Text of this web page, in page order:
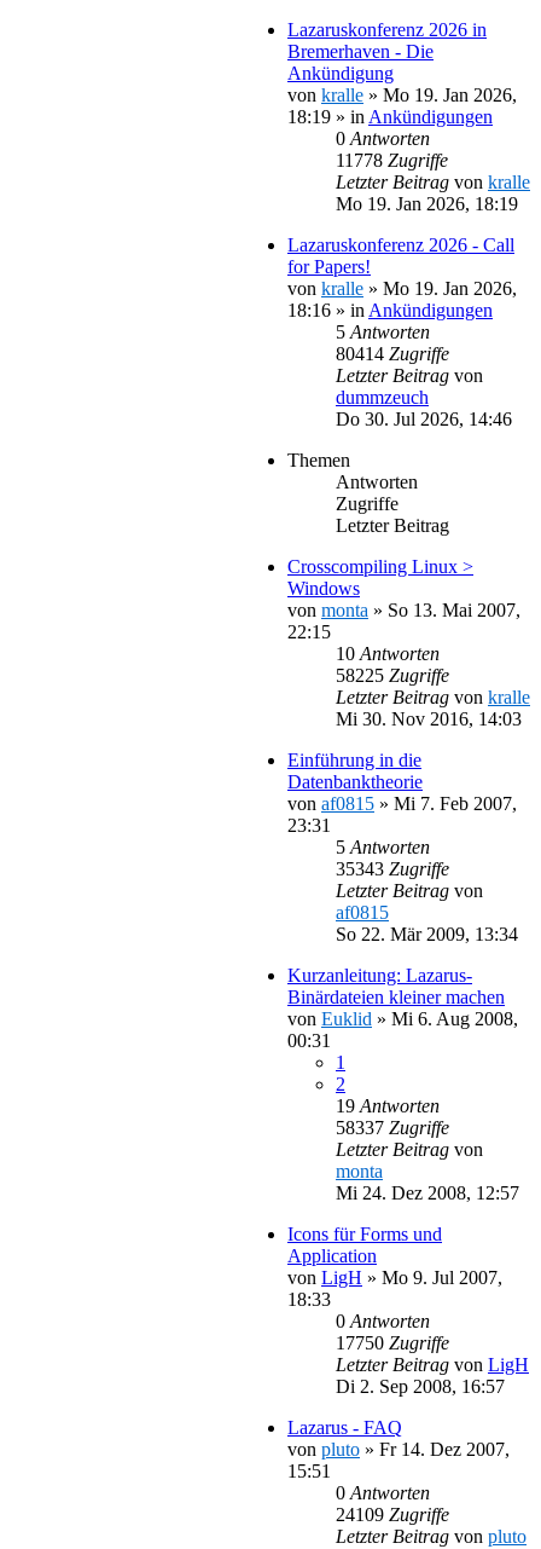
Lazaruskonferenz 2026 in
Bremerhaven - Die
Ankündigung
von kralle » Mo 19. Jan 2026,
18:19 » in Ankündigungen
0 Antworten
11778 Zugriffe
Letzter Beitrag von kralle
Mo 19. Jan 2026, 18:19
Lazaruskonferenz 2026 - Call
for Papers!
von kralle » Mo 19. Jan 2026,
18:16 » in Ankündigungen
5 Antworten
80414 Zugriffe
Letzter Beitrag von
dummzeuch
Do 30. Jul 2026, 14:46
Themen
Antworten
Zugriffe
Letzter Beitrag
Crosscompiling Linux >
Windows
von monta » So 13. Mai 2007,
22:15
10 Antworten
58225 Zugriffe
Letzter Beitrag von kralle
Mi 30. Nov 2016, 14:03
Einführung in die
Datenbanktheorie
von af0815 » Mi 7. Feb 2007,
23:31
5 Antworten
35343 Zugriffe
Letzter Beitrag von
af0815
So 22. Mär 2009, 13:34
Kurzanleitung: Lazarus-
Binärdateien kleiner machen
von Euklid » Mi 6. Aug 2008,
00:31
1
2
19 Antworten
58337 Zugriffe
Letzter Beitrag von
monta
Mi 24. Dez 2008, 12:57
Icons für Forms und
Application
von LigH » Mo 9. Jul 2007,
18:33
0 Antworten
17750 Zugriffe
Letzter Beitrag von LigH
Di 2. Sep 2008, 16:57
Lazarus - FAQ
von pluto » Fr 14. Dez 2007,
15:51
0 Antworten
24109 Zugriffe
Letzter Beitrag von pluto